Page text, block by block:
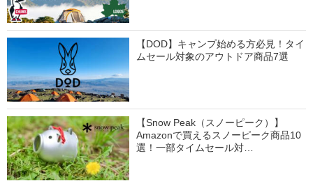
【DOD】キャンプ始める方必見！タイ
ムセール対象のアウトドア商品7選
【Snow Peak（スノーピーク）】
Amazonで買えるスノーピーク商品10
選！一部タイムセール対…